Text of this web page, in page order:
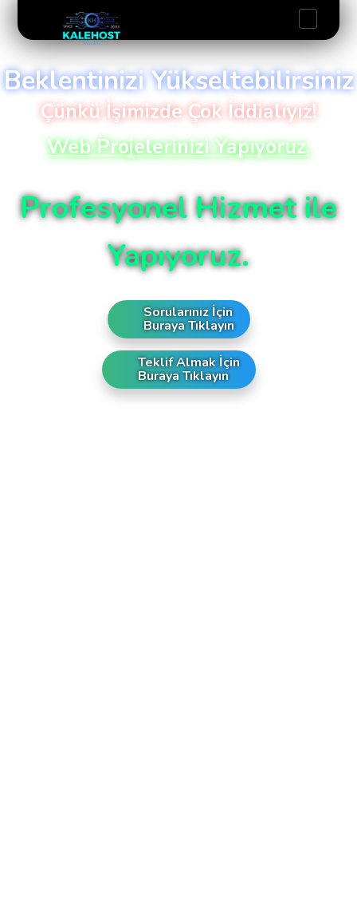
Beklentinizi Yükseltebilirsiniz
Çünkü İşimizde Çok İddialıyız!
Web Projelerinizi Yapıyoruz.
Profesyonel Hizmet ile
Yapıyoruz.
Sorularınız İçin
Buraya Tıklayın
Teklif Almak İçin
Buraya Tıklayın